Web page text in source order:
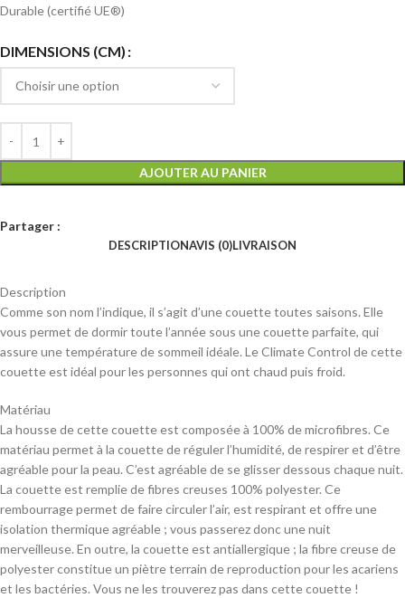
Durable (certifié UE®)
DIMENSIONS (CM)
AJOUTER AU PANIER
Partager :
DESCRIPTIONAVIS (0)LIVRAISON
Description
Comme son nom l’indique, il s’agit d’une couette toutes saisons. Elle
vous permet de dormir toute l’année sous une couette parfaite, qui
assure une température de sommeil idéale. Le Climate Control de cette
couette est idéal pour les personnes qui ont chaud puis froid.
Matériau
La housse de cette couette est composée à 100% de microfibres. Ce
matériau permet à la couette de réguler l’humidité, de respirer et d’être
agréable pour la peau. C’est agréable de se glisser dessous chaque nuit.
La couette est remplie de fibres creuses 100% polyester. Ce
rembourrage permet de faire circuler l’air, est respirant et offre une
isolation thermique agréable ; vous passerez donc une nuit
merveilleuse. En outre, la couette est antiallergique ; la fibre creuse de
polyester constitue un piètre terrain de reproduction pour les acariens
et les bactéries. Vous ne les trouverez pas dans cette couette !